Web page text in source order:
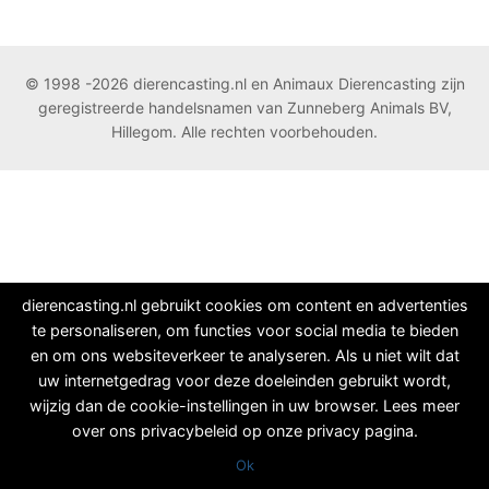
© 1998 -2026 dierencasting.nl en Animaux Dierencasting zijn
geregistreerde handelsnamen van Zunneberg Animals BV,
Hillegom. Alle rechten voorbehouden.
dierencasting.nl gebruikt cookies om content en advertenties
te personaliseren, om functies voor social media te bieden
en om ons websiteverkeer te analyseren. Als u niet wilt dat
uw internetgedrag voor deze doeleinden gebruikt wordt,
wijzig dan de cookie-instellingen in uw browser. Lees meer
over ons privacybeleid op onze privacy pagina.
Ok